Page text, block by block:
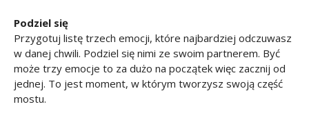
Podziel się
Przygotuj listę trzech emocji, które najbardziej odczuwasz
w danej chwili. Podziel się nimi ze swoim partnerem. Być
może trzy emocje to za dużo na początek więc zacznij od
jednej. To jest moment, w którym tworzysz swoją część
mostu.